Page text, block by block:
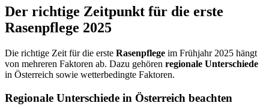
Der richtige Zeitpunkt für die erste
Rasenpflege 2025
Die richtige Zeit für die erste Rasenpflege im Frühjahr 2025 hängt
von mehreren Faktoren ab. Dazu gehören regionale Unterschiede
in Österreich sowie wetterbedingte Faktoren.
Regionale Unterschiede in Österreich beachten